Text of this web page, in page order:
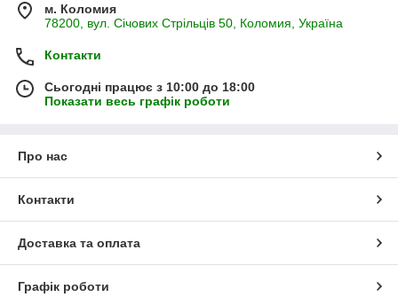
м. Коломия
78200, вул. Січових Стрільців 50, Коломия, Україна
Контакти
Сьогодні працює з 10:00 до 18:00
Показати весь графік роботи
Про нас
Контакти
Доставка та оплата
Графік роботи